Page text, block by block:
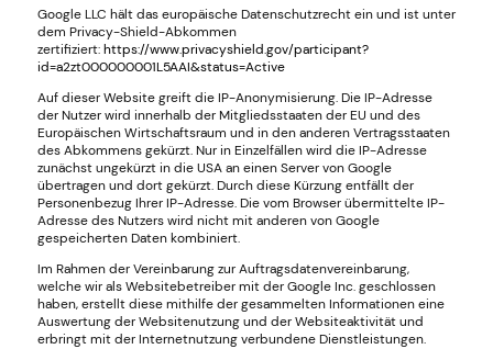
Google LLC hält das europäische Datenschutzrecht ein und ist unter
dem Privacy-Shield-Abkommen
zertifiziert:https://www.privacyshield.gov/participant?
id=a2zt000000001L5AAI&status=Active
Auf dieser Website greift die IP-Anonymisierung. Die IP-Adresse
der Nutzer wird innerhalb der Mitgliedsstaaten der EU und des
Europäischen Wirtschaftsraum und in den anderen Vertragsstaaten
des Abkommens gekürzt. Nur in Einzelfällen wird die IP-Adresse
zunächst ungekürzt in die USA an einen Server von Google
übertragen und dort gekürzt. Durch diese Kürzung entfällt der
Personenbezug Ihrer IP-Adresse. Die vom Browser übermittelte IP-
Adresse des Nutzers wird nicht mit anderen von Google
gespeicherten Daten kombiniert.
Im Rahmen der Vereinbarung zur Auftragsdatenvereinbarung,
welche wir als Websitebetreiber mit der Google Inc. geschlossen
haben, erstellt diese mithilfe der gesammelten Informationen eine
Auswertung der Websitenutzung und der Websiteaktivität und
erbringt mit der Internetnutzung verbundene Dienstleistungen.